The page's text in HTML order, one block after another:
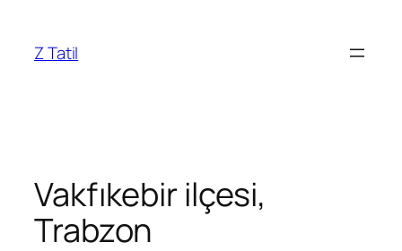
Z Tatil
Vakfıkebir ilçesi,
Trabzon